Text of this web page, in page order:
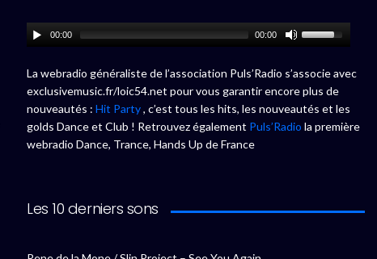
00:00 00:00
La webradio généraliste de l’association Puls’Radio s’associe avec
exclusivemusic.fr/loic54.net pour vous garantir encore plus de
nouveautés : Hit Party, c’est tous les hits, les nouveautés et les
golds Dance et Club ! Retrouvez également Puls’Radio la première
webradio Dance, Trance, Hands Up de France
Les 10 derniers sons